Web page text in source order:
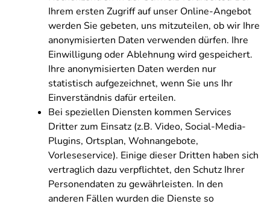
Ihrem ersten Zugriff auf unser Online-Angebot
werden Sie gebeten, uns mitzuteilen, ob wir Ihre
anonymisierten Daten verwenden dürfen. Ihre
Einwilligung oder Ablehnung wird gespeichert.
Ihre anonymisierten Daten werden nur
statistisch aufgezeichnet, wenn Sie uns Ihr
Einverständnis dafür erteilen.
Bei speziellen Diensten kommen Services
Dritter zum Einsatz (z.B. Video, Social-Media-
Plugins, Ortsplan, Wohnangebote,
Vorleseservice). Einige dieser Dritten haben sich
vertraglich dazu verpflichtet, den Schutz Ihrer
Personendaten zu gewährleisten. In den
anderen Fällen wurden die Dienste so